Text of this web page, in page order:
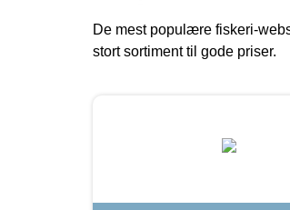
De mest populære fiskeri-
stort sortiment til gode priser.